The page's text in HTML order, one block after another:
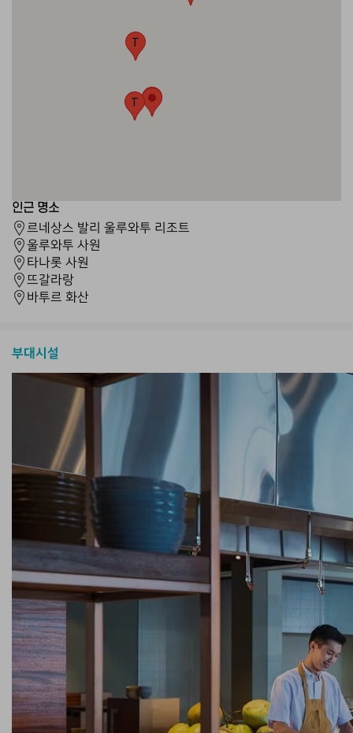
T
T
T
인근 명소
르네상스 발리 울루와투 리조트
울루와투 사원
타나롯 사원
뜨갈라랑
바투르 화산
부대시설